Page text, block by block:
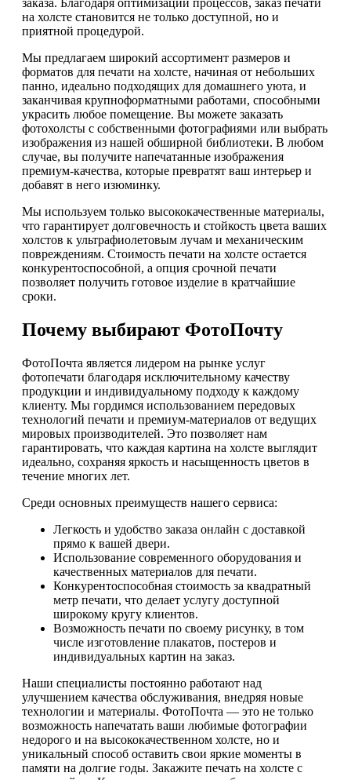
заказа. Благодаря оптимизации процессов, заказ печати
на холсте становится не только доступной, но и
приятной процедурой.
Мы предлагаем широкий ассортимент размеров и
форматов для печати на холсте, начиная от небольших
панно, идеально подходящих для домашнего уюта, и
заканчивая крупноформатными работами, способными
украсить любое помещение. Вы можете заказать
фотохолсты с собственными фотографиями или выбрать
изображения из нашей обширной библиотеки. В любом
случае, вы получите напечатанные изображения
премиум-качества, которые превратят ваш интерьер и
добавят в него изюминку.
Мы используем только высококачественные материалы,
что гарантирует долговечность и стойкость цвета ваших
холстов к ультрафиолетовым лучам и механическим
повреждениям. Стоимость печати на холсте остается
конкурентоспособной, а опция срочной печати
позволяет получить готовое изделие в кратчайшие
сроки.
Почему выбирают ФотоПочту
ФотоПочта является лидером на рынке услуг
фотопечати благодаря исключительному качеству
продукции и индивидуальному подходу к каждому
клиенту. Мы гордимся использованием передовых
технологий печати и премиум-материалов от ведущих
мировых производителей. Это позволяет нам
гарантировать, что каждая картина на холсте выглядит
идеально, сохраняя яркость и насыщенность цветов в
течение многих лет.
Среди основных преимуществ нашего сервиса:
Легкость и удобство заказа онлайн с доставкой
прямо к вашей двери.
Использование современного оборудования и
качественных материалов для печати.
Конкурентоспособная стоимость за квадратный
метр печати, что делает услугу доступной
широкому кругу клиентов.
Возможность печати по своему рисунку, в том
числе изготовление плакатов, постеров и
индивидуальных картин на заказ.
Наши специалисты постоянно работают над
улучшением качества обслуживания, внедряя новые
технологии и материалы. ФотоПочта — это не только
возможность напечатать ваши любимые фотографии
недорого и на высококачественном холсте, но и
уникальный способ оставить свои яркие моменты в
памяти на долгие годы. Закажите печать на холсте с